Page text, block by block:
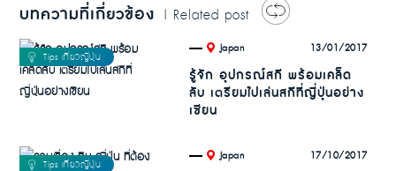
บทความที่เกี่ยวข้อง | Related post
. Japan 13/01/2017
รู้จัก อุปกรณ์สกี พร้อมเคล็ด
ลับ เตรียมไปเล่นสกีที่ญี่ปุ่นอย่าง
เซียน
. Japan 17/10/2017